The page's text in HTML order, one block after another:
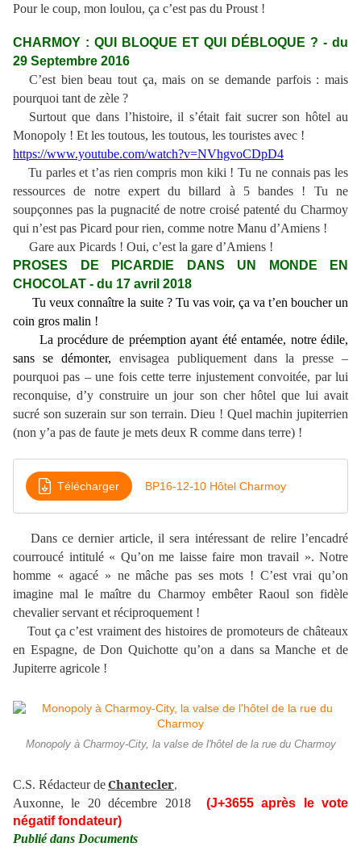
Pour le coup, mon loulou, ça c’est pas du Proust !
CHARMOY : QUI BLOQUE ET QUI DÉBLOQUE ? - du
29 Septembre 2016
C’est bien beau tout ça, mais on se demande parfois : mais
pourquoi tant de zèle ?
Surtout que dans l’histoire, il s’était fait sucrer son hôtel au
Monopoly ! Et les toutous, les toutous, les touristes avec !
https://www.youtube.com/watch?v=NVhgvoCDpD4
Tu parles et t’as rien compris mon kiki ! Tu ne connais pas les
ressources de notre expert du billard à 5 bandes ! Tu ne
soupçonnes pas la pugnacité de notre croisé patenté du Charmoy
qui n’est pas Picard pour rien, comme notre Manu d’Amiens !
Gare aux Picards ! Oui, c’est la gare d’Amiens !
PROSES DE PICARDIE DANS UN MONDE EN
CHOCOLAT - du 17 avril 2018
Tu veux connaître la suite ? Tu vas voir, ça va t’en boucher un
coin gros malin !
La procédure de préemption ayant été entamée, notre édile,
sans se démonter, envisagea publiquement dans la presse –
pourquoi pas – une fois cette terre injustement convoitée, par lui
reconquise, d’y construire un jour son cher hôtel que lui avait
sucré son suzerain sur son terrain. Dieu ! Quel machin jupiterrien
(non y’a pas de faute je mets deux R comme dans terre) !
Télécharger BP16-12-10 Hôtel Charmoy
Dans ce dernier article, il sera intéressant de relire l’encadré
courroucé intitulé « Qu’on me laisse faire mon travail ». Notre
homme « agacé » ne mâche pas ses mots ! C’est vrai qu’on
imagine mal le maître du Charmoy embêter Raoul son fidèle
chevalier servant et réciproquement !
Tout ça c’est vraiment des histoires de promoteurs de châteaux
en Espagne, de Don Quichotte qu’on a dans sa Manche et de
Jupiterre agricole !
Monopoly à Charmoy-City, la valse de l'hôtel de la rue du Charmoy
C.S. Rédacteur deChantecler,
Auxonne, le 20 décembre 2018
(J+3655 après le vote
négatif fondateur)
Publié dans Documents